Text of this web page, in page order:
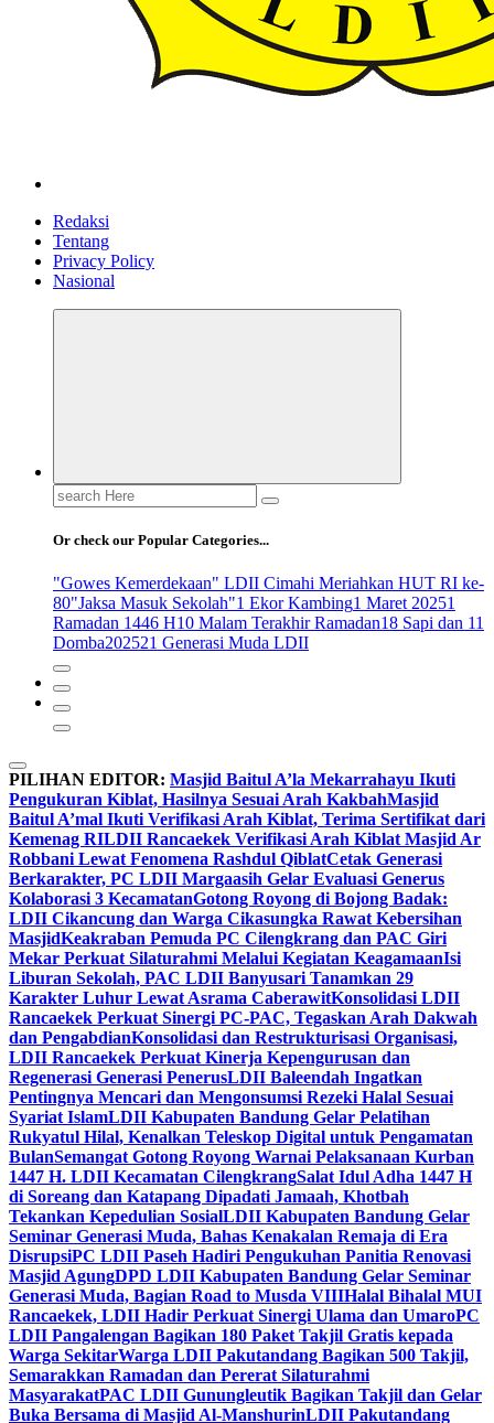
Redaksi
Tentang
Privacy Policy
Nasional
Search
for:
Or check our Popular Categories...
"Gowes Kemerdekaan" LDII Cimahi Meriahkan HUT RI ke-
80"Jaksa Masuk Sekolah"1 Ekor Kambing1 Maret 20251
Ramadan 1446 H10 Malam Terakhir Ramadan18 Sapi dan 11
Domba202521 Generasi Muda LDII
PILIHAN EDITOR: Masjid Baitul A’la Mekarrahayu Ikuti
Pengukuran Kiblat, Hasilnya Sesuai Arah KakbahMasjid
Baitul A’mal Ikuti Verifikasi Arah Kiblat, Terima Sertifikat dari
Kemenag RILDII Rancaekek Verifikasi Arah Kiblat Masjid Ar
Robbani Lewat Fenomena Rashdul QiblatCetak Generasi
Berkarakter, PC LDII Margaasih Gelar Evaluasi Generus
Kolaborasi 3 KecamatanGotong Royong di Bojong Badak:
LDII Cikancung dan Warga Cikasungka Rawat Kebersihan
MasjidKeakraban Pemuda PC Cilengkrang dan PAC Giri
Mekar Perkuat Silaturahmi Melalui Kegiatan KeagamaanIsi
Liburan Sekolah, PAC LDII Banyusari Tanamkan 29
Karakter Luhur Lewat Asrama CaberawitKonsolidasi LDII
Rancaekek Perkuat Sinergi PC-PAC, Tegaskan Arah Dakwah
dan PengabdianKonsolidasi dan Restrukturisasi Organisasi,
LDII Rancaekek Perkuat Kinerja Kepengurusan dan
Regenerasi Generasi PenerusLDII Baleendah Ingatkan
Pentingnya Mencari dan Mengonsumsi Rezeki Halal Sesuai
Syariat IslamLDII Kabupaten Bandung Gelar Pelatihan
Rukyatul Hilal, Kenalkan Teleskop Digital untuk Pengamatan
BulanSemangat Gotong Royong Warnai Pelaksanaan Kurban
1447 H. LDII Kecamatan CilengkrangSalat Idul Adha 1447 H
di Soreang dan Katapang Dipadati Jamaah, Khotbah
Tekankan Kepedulian SosialLDII Kabupaten Bandung Gelar
Seminar Generasi Muda, Bahas Kenakalan Remaja di Era
DisrupsiPC LDII Paseh Hadiri Pengukuhan Panitia Renovasi
Masjid AgungDPD LDII Kabupaten Bandung Gelar Seminar
Generasi Muda, Bagian Road to Musda VIIIHalal Bihalal MUI
Rancaekek, LDII Hadir Perkuat Sinergi Ulama dan UmaroPC
LDII Pangalengan Bagikan 180 Paket Takjil Gratis kepada
Warga SekitarWarga LDII Pakutandang Bagikan 500 Takjil,
Semarakkan Ramadan dan Pererat Silaturahmi
MasyarakatPAC LDII Gunungleutik Bagikan Takjil dan Gelar
Buka Bersama di Masjid Al-ManshurinLDII Pakutandang